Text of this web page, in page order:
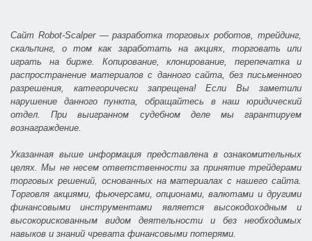
Сайт Robot-Scalper — разработка торговых роботов, трейдинг,
скальпинг, о том как заработать на акциях, торговать или
играть на бирже. Копирование, клонирование, перепечатка и
распространение материалов с данного сайта, без письменного
разрешения, категорически запрещена! Если Вы заметили
нарушение данного пункта, обращайтесь в наш юридический
отдел. При выигранном судебном деле мы гарантируем
вознаграждение.
Указанная выше информация представлена в ознакомительных
целях. Мы не несем ответственности за принятие трейдерами
торговых решений, основанных на материалах с нашего сайта.
Торговля акциями, фьючерсами, опционами, валютами и другими
финансовыми инструментами является высокодоходным и
высокорискованным видом деятельности и без необходимых
навыков и знаний чревата финансовыми потерями.